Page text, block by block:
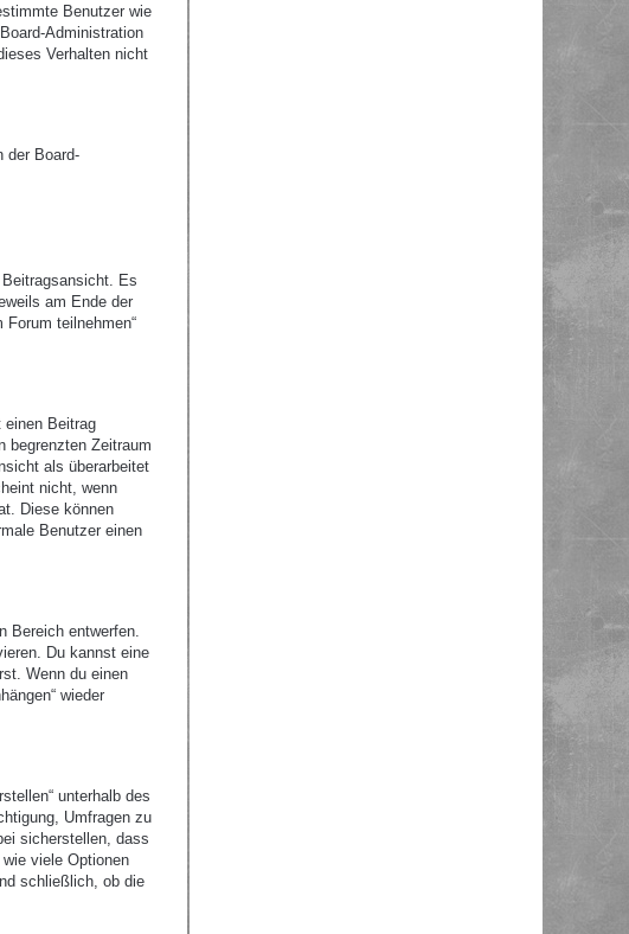
Benutzer wie
Administration
Verhalten nicht
der Board-
Es
am Ende der
teilnehmen“
einen Beitrag
begrenzten Zeitraum
als überarbeitet
nicht, wenn
Diese können
Benutzer einen
Bereich entwerfen.
Du kannst eine
Wenn du einen
wieder
unterhalb des
Umfragen zu
sicherstellen, dass
viele Optionen
schließlich, ob die